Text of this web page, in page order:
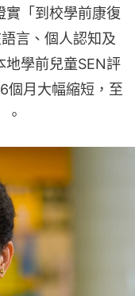
實「到校學前康復
言、個人認知及
地學前兒童SEN評
個月大幅縮短，至